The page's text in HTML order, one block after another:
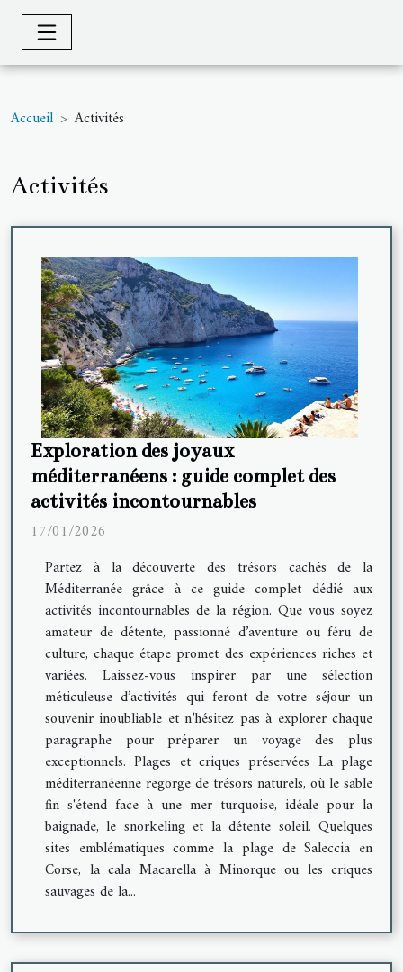
Accueil Activités
Activités
Exploration des joyaux
méditerranéens : guide complet des
activités incontournables
17/01/2026
Partez à la découverte des trésors cachés de la
Méditerranée grâce à ce guide complet dédié aux
activités incontournables de la région. Que vous soyez
amateur de détente, passionné d’aventure ou féru de
culture, chaque étape promet des expériences riches et
variées. Laissez-vous inspirer par une sélection
méticuleuse d’activités qui feront de votre séjour un
souvenir inoubliable et n’hésitez pas à explorer chaque
paragraphe pour préparer un voyage des plus
exceptionnels. Plages et criques préservées La plage
méditerranéenne regorge de trésors naturels, où le sable
fin s'étend face à une mer turquoise, idéale pour la
baignade, le snorkeling et la détente soleil. Quelques
sites emblématiques comme la plage de Saleccia en
Corse, la cala Macarella à Minorque ou les criques
sauvages de la...